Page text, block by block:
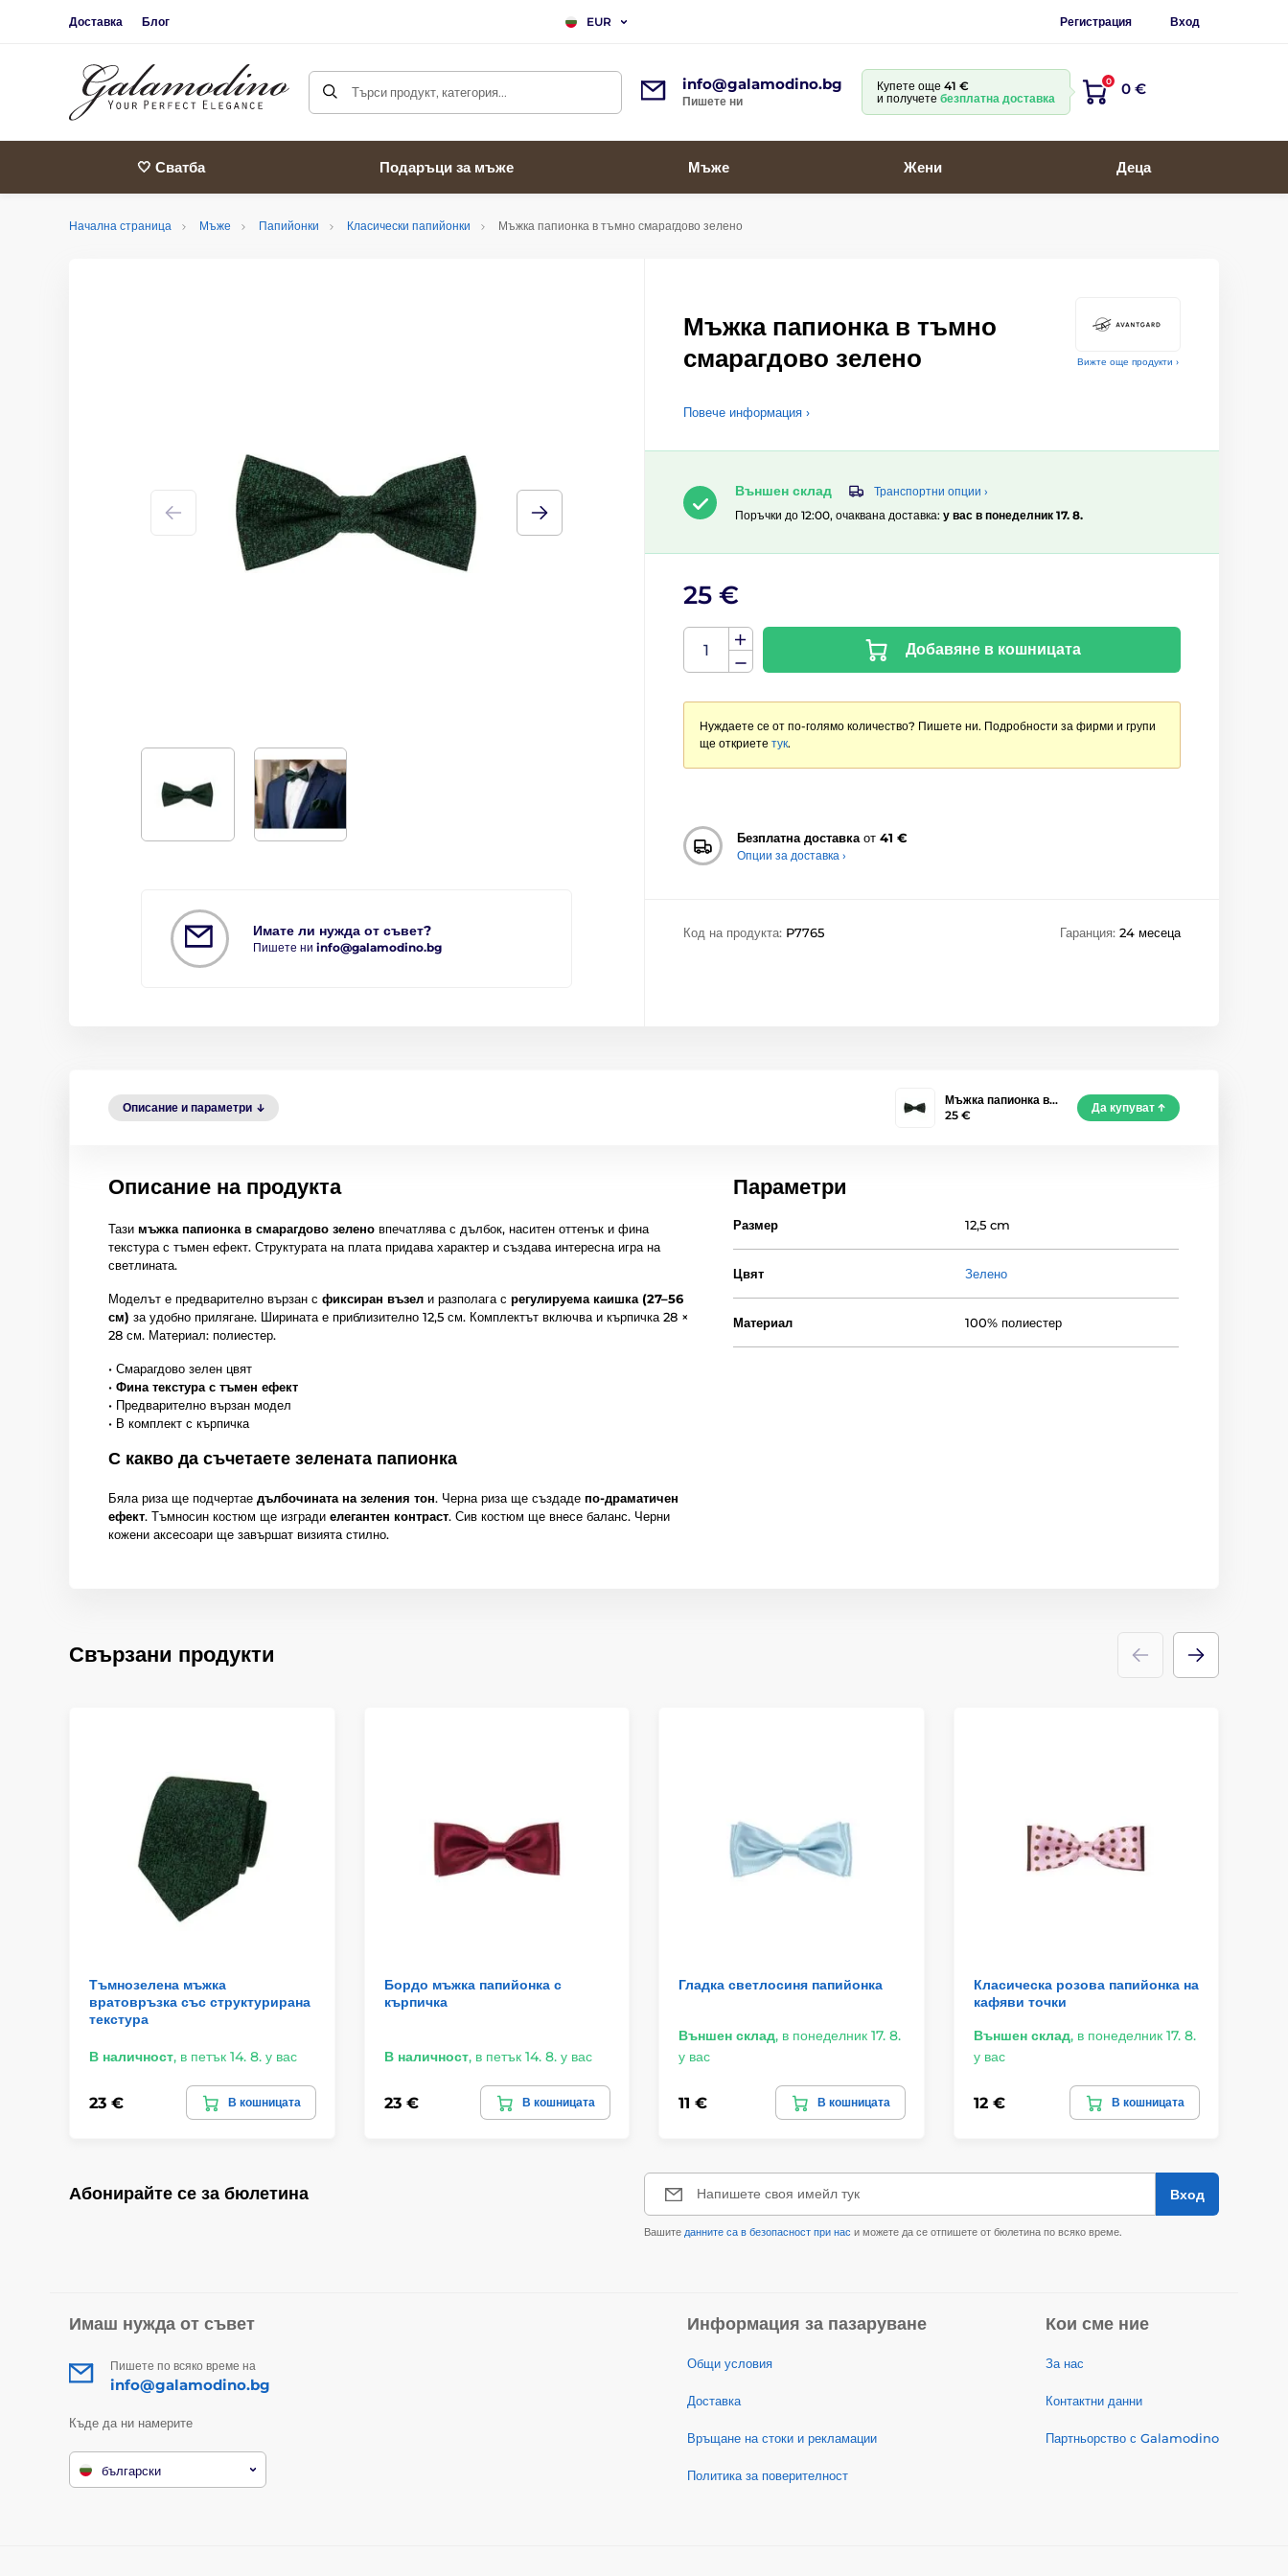
Доставка Блог EUR Регистрация Вход
Търси продукт, категория... info@galamodino.bg
Пишете ни
Купете още 41 €
и получете безплатна доставка
0 0 €
🤍 Сватба Подаръци за мъже Мъже Жени Деца
Начална страница Мъже Папийонки Класически папийонки Мъжка папионка в тъмно смарагдово зелено
Вижте още продукти ›
Имате ли нужда от съвет?
Пишете ни info@galamodino.bg
Мъжка папионка в тъмно
смарагдово зелено
Повече информация ›
Външен склад
Транспортни опции ›
Поръчки до 12:00, очаквана доставка: у вас в понеделник 17. 8.
25 €
Добавяне в кошницата
Нуждаете се от по-голямо количество? Пишете ни. Подробности за фирми и групи
ще откриете тук.
Безплатна доставка от 41 €
Опции за доставка ›
Код на продукта: P7765 Гаранция: 24 месеца
Описание и параметри
Мъжка папионка в…
25 €
Да купуват
Описание на продукта
Тази мъжка папионка в смарагдово зелено впечатлява с дълбок, наситен оттенък и фина
текстура с тъмен ефект. Структурата на плата придава характер и създава интересна игра на
светлината.
Моделът е предварително вързан с фиксиран възел и разполага с регулируема каишка (27–56
см) за удобно прилягане. Ширината е приблизително 12,5 см. Комплектът включва и кърпичка 28 ×
28 см. Материал: полиестер.
• Смарагдово зелен цвят
• Фина текстура с тъмен ефект
• Предварително вързан модел
• В комплект с кърпичка
С какво да съчетаете зелената папионка
Бяла риза ще подчертае дълбочината на зеления тон. Черна риза ще създаде по-драматичен
ефект. Тъмносин костюм ще изгради елегантен контраст. Сив костюм ще внесе баланс. Черни
кожени аксесоари ще завършат визията стилно.
Параметри
Размер 12,5 cm
Цвят Зелено
Материал 100% полиестер
Свързани продукти
Тъмнозелена мъжка
вратовръзка със структурирана
текстура
В наличност, в петък 14. 8. у вас
23 € В кошницата
Бордо мъжка папийонка с
кърпичка
В наличност, в петък 14. 8. у вас
23 € В кошницата
Гладка светлосиня папийонка
Външен склад, в понеделник 17. 8.
у вас
11 € В кошницата
Класическа розова папийонка на
кафяви точки
Външен склад, в понеделник 17. 8.
у вас
12 € В кошницата
Абонирайте се за бюлетина Напишете своя имейл тук Вход
Вашите данните са в безопасност при нас и можете да се отпишете от бюлетина по всяко време.
Имаш нужда от съвет
Пишете по всяко време на
info@galamodino.bg
Къде да ни намерите
български
Информация за пазаруване
Общи условия
Доставка
Връщане на стоки и рекламации
Политика за поверителност
Кои сме ние
За нас
Контактни данни
Партньорство с Galamodino